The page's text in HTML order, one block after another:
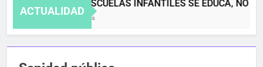
ACTUALIDAD
EN LAS ESCUELAS INFANTILES SE EDUCA, NO SE
4 Meses Atrás